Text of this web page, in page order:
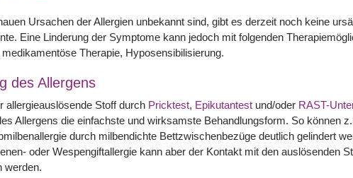
Ursachen der Allergien unbekannt sind, gibt es derzeit noch keine
Eine Linderung der Symptome kann jedoch mit folgenden
Therapie, Hyposensibilisierung.
des Allergens
allergieauslösende Stoff durch Pricktest, Epikutantest und/oder RAST-
Allergens die einfachste und wirksamste Behandlungsform. So können
durch milbendichte Bettzwischenbezüge deutlich gelindert
oder Wespengiftallergie kann aber der Kontakt mit den auslösenden
werden.